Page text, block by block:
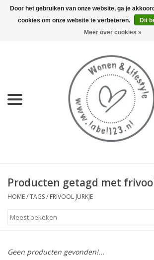
KEUKEN
LIFESTYLE
MEUBELS
Producten getagd met
HOME/TAGS/ FRIVOOL JURKJE
Geen producten gevonden!...
Door het gebruiken van onze website, ga je
cookies om onze website te verbeteren.
Dit
Meer over cookies »